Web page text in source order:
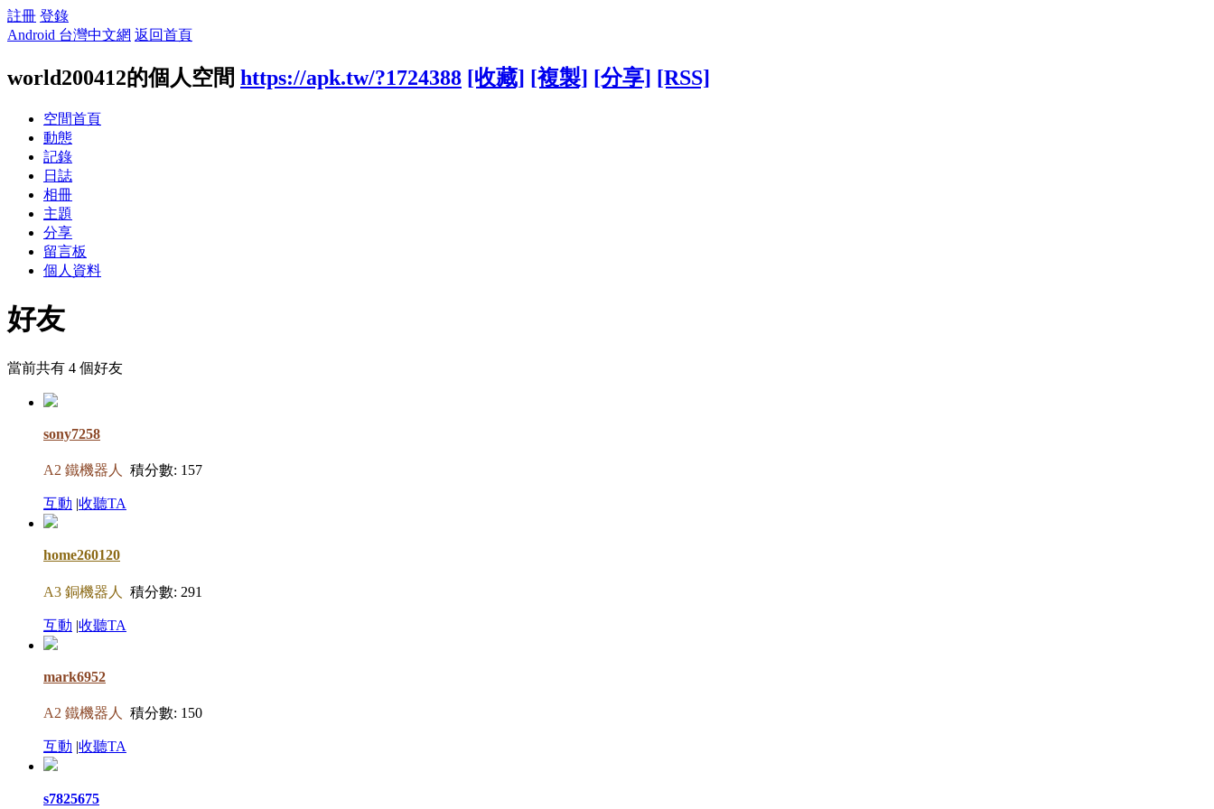
註冊 登錄
Android 台灣中文網 返回首頁
world200412的個人空間 https://apk.tw/?1724388 [收藏] [複製] [分享] [RSS]
空間首頁
動態
記錄
日誌
相冊
主題
分享
留言板
個人資料
好友
當前共有 4 個好友
sony7258
A2 鐵機器人 積分數: 157
互動 |收聽TA
home260120
A3 銅機器人 積分數: 291
互動 |收聽TA
mark6952
A2 鐵機器人 積分數: 150
互動 |收聽TA
s7825675